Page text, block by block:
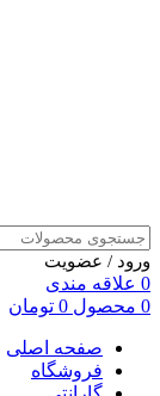
ورود / عضویت
0 علاقه مندی
0 محصول 0 تومان
صفحه اصلی
فروشگاه